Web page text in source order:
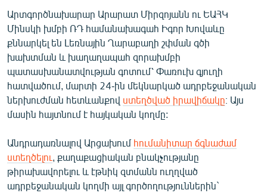
ԱՐԽԻՎ
ՏԵՍԱՆՅՈՒԹԵՐ
ԲԱՆԱՎԵՃ
ՁԳՏԵԼՈՎ ԼԱՎԱԳՈՒՅՆԻՆ
ՓՈԴՔԱՍԹ
English
Русский
Արտգործնախարար Արարատ Միրզոյանն ու ԵԱՀԿ
Մինսկի խմբի ՌԴ համանախագահ Իգոր Խովաևը
քննարկել են Լեռնային Ղարաբաղի շփման գծի
խախտման և խաղաղապահ զորախմբի
պատասխանատվության գոտում՝ Փառուխ գյուղի
հատվածում, մարտի 24-ին մեկնարկած ադրբեջանական
ներխուժման հետևանքով ստեղծված իրավիճակը։ Այս
մասին հայտնում է հայկական կողմը:
Անդրադառնալով Արցախում հումանիտար ճգնաժամ
ստեղծելու
, քաղաքացիական բնակչությանը
թիրախավորելու և էթնիկ զտմանն ուղղված
ադրբեջանական կողմի այլ գործողություններին`